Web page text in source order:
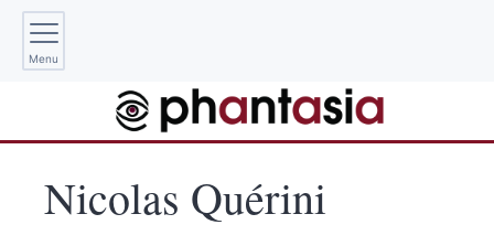
Menu
Nicolas Quérini